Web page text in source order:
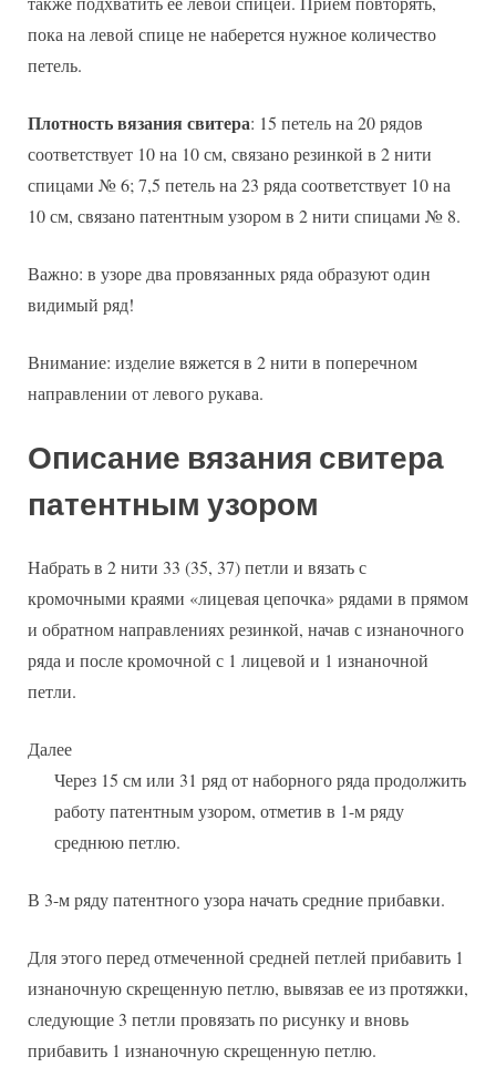
пока на левой спице не наберется нужное количество
петель.
Плотность вязания свитера: 15 петель на 20 рядов
соответствует 10 на 10 см, связано резинкой в 2 нити
спицами № 6; 7,5 петель на 23 ряда соответствует 10 на
10 см, связано патентным узором в 2 нити спицами № 8.
Важно: в узоре два провязанных ряда образуют один
видимый ряд!
Внимание: изделие вяжется в 2 нити в поперечном
направлении от левого рукава.
Описание вязания свитера
патентным узором
Набрать в 2 нити 33 (35, 37) петли и вязать с
кромочными краями «лицевая цепочка» рядами в прямом
и обратном направлениях резинкой, начав с изнаночного
ряда и после кромочной с 1 лицевой и 1 изнаночной
петли.
Далее
Через 15 см или 31 ряд от наборного ряда продолжить
работу патентным узором, отметив в 1-м ряду
среднюю петлю.
В 3-м ряду патентного узора начать средние прибавки.
Для этого перед отмеченной средней петлей прибавить 1
изнаночную скрещенную петлю, вывязав ее из протяжки,
следующие 3 петли провязать по рисунку и вновь
прибавить 1 изнаночную скрещенную петлю.